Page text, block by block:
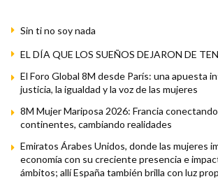
Sin ti no soy nada
EL DÍA QUE LOS SUEÑOS DEJARON DE
El Foro Global 8M desde París: una apuesta
justicia, la igualdad y la voz de las mujeres
8M Mujer Mariposa 2026: Francia
continentes, cambiando realidades
Emiratos Árabes Unidos, donde las mujeres
economía con su creciente presencia e
ámbitos; allí España también brilla con luz